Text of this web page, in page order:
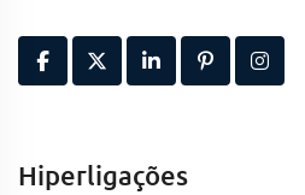
Hiperligações